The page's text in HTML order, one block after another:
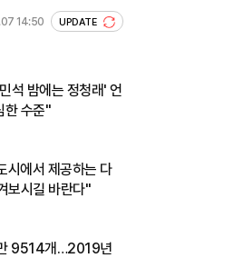
14:50 UPDATE
석 밤에는 정청래' 언
한 수준"
시에서 제공하는 다
보시길 바란다"
9514개…2019년